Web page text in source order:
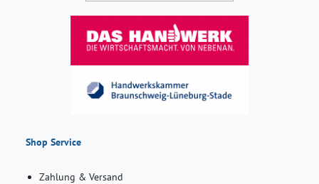
Shop Service
Zahlung & Versand